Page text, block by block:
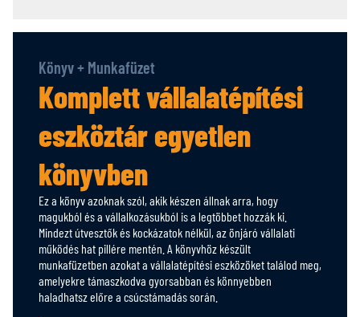
Könyv + Munkafüzet
Komplett vállalatépítési
eszköztár egyetlen
könyvben
Ez a könyv azoknak szól, akik készen állnak arra, hogy
magukból és a vállalkozásukból is a legtöbbet hozzák ki.
Mindezt útvesztők és kockázatok nélkül, az önjáró vállalati
működés hat pillére mentén. A könyvhöz készült
munkafüzetben azokat a vállalatépítési eszközöket találod meg,
amelyekre támaszkodva gyorsabban és könnyebben
haladhatsz előre a csúcstámadás során.